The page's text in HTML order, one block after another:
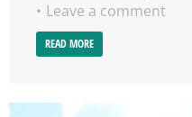
Leave a comment
READ MORE